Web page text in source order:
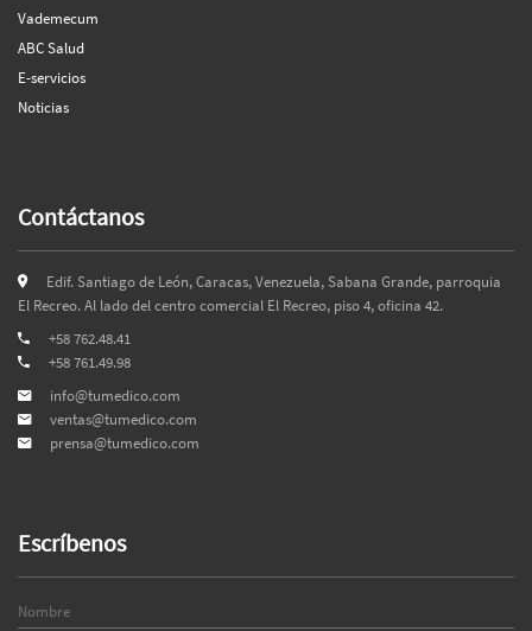
Vademecum
ABC Salud
E-servicios
Noticias
Contáctanos
Edif. Santiago de León, Caracas, Venezuela, Sabana Grande, parroquia
El Recreo. Al lado del centro comercial El Recreo, piso 4, oficina 42.
+58 762.48.41
+58 761.49.98
info@tumedico.com
ventas@tumedico.com
prensa@tumedico.com
Escríbenos